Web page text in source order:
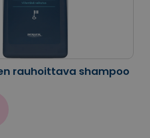
rauhoittava shampoo